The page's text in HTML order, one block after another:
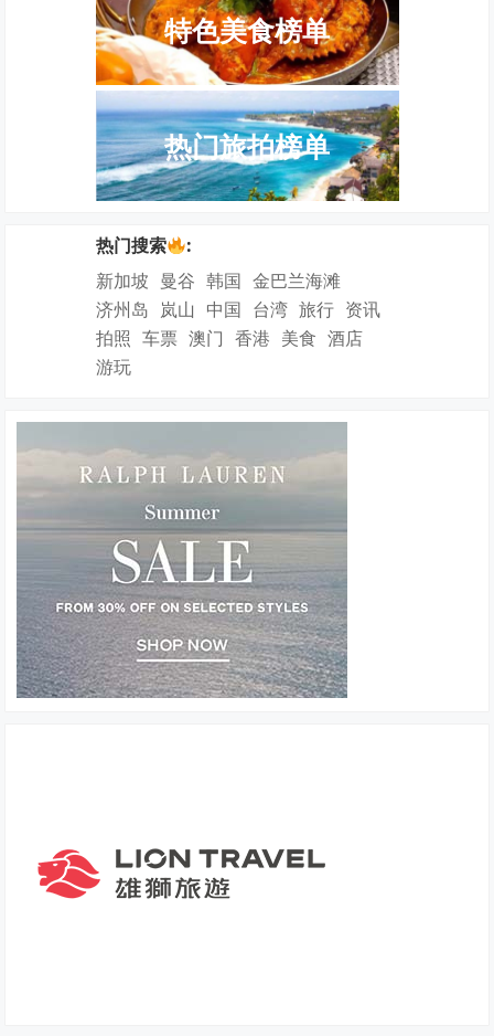
特色美食榜单
热门旅拍榜单
热门搜索
:
新加坡 曼谷 韩国 金巴兰海滩
济州岛 岚山 中国 台湾 旅行 资讯
拍照 车票 澳门 香港 美食 酒店
游玩